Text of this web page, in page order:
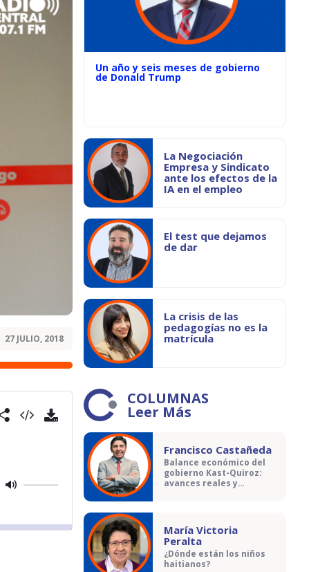
27 JULIO, 2018
Un año y seis meses de gobierno
de Donald Trump
La Negociación
Empresa y Sindicato
ante los efectos de la
IA en el empleo
El test que dejamos
de dar
La crisis de las
pedagogías no es la
matrícula
COLUMNAS
Leer Más
Francisco Castañeda
Balance económico del
gobierno Kast-Quiroz:
avances reales y
María Victoria
Peralta
¿Dónde están los niños
haitianos?